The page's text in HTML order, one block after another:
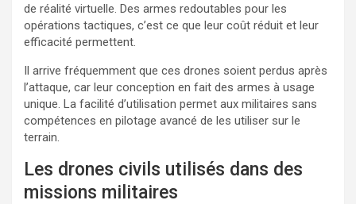
de réalité virtuelle. Des armes redoutables pour les
opérations tactiques, c’est ce que leur coût réduit et leur
efficacité permettent.
Il arrive fréquemment que ces drones soient perdus après
l’attaque, car leur conception en fait des armes à usage
unique. La facilité d’utilisation permet aux militaires sans
compétences en pilotage avancé de les utiliser sur le
terrain.
Les drones civils utilisés dans des
missions militaires